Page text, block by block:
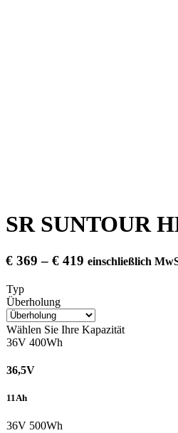
SR SUNTOUR
€ 369 – € 419 Preisspanne:
€ 419
einschließlich
Typ
Überholung
Wählen Sie Ihre Kapazität
36V 400Wh
36,5V
11Ah
36V 500Wh